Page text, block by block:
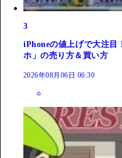
3
iPhoneの値上げで大注
ホ」の売り方＆買い方
2026年08月06日 06:30